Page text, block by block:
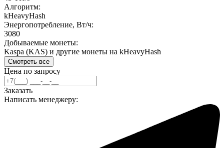
Алгоритм:
kHeavyHash
Энергопотребление, Вт/ч:
3080
Добываемые монеты:
Kaspa (KAS) и другие монеты на kHeavyHash
Смотреть все
Цена по запросу
Заказать
Написать менеджеру: